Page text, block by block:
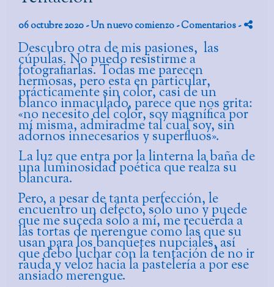
06 octubre 2020 -Un nuevo comienzo- Comentarios-
Descubro otra de mis pasiones, las
cúpulas. No puedo resistirme a
fotografiarlas. Todas me parecen
hermosas, pero esta en particular,
prácticamente sin color, casi de un
blanco inmaculado, parece que nos grita:
«no necesito del color, soy magnífica por
mí misma, admiradme tal cual soy, sin
adornos innecesarios y superfluos».
La luz que entra por la linterna la baña de
una luminosidad poética que realza su
blancura.
Pero, a pesar de tanta perfección, le
encuentro un defecto, solo uno y puede
que me suceda solo a mí, me recuerda a
las tortas de merengue como las que su
usan para los banquetes nupciales, así
que debo luchar con la tentación de no ir
rauda y veloz hacia la pastelería a por ese
ansiado merengue.